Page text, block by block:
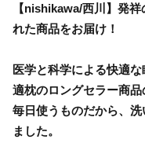
【nishikawa/西川】発
れた商品をお届け！
医学と科学による快適
適枕のロングセラー商品
毎日使うものだから、
ました。